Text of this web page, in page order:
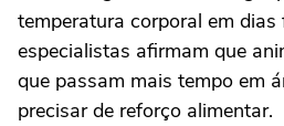
temperatura corporal em dias
especialistas afirmam que
que passam mais tempo em
precisar de reforço alimentar.